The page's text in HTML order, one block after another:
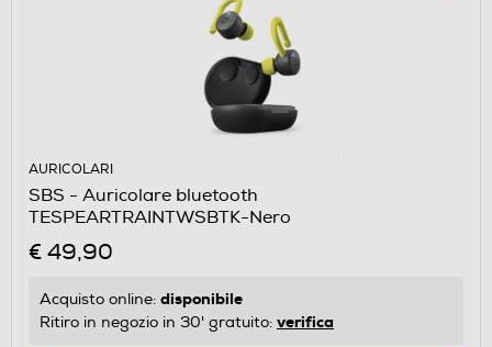
AURICOLARI
SBS - Auricolare bluetooth
TESPEARTRAINTWSBTK-Nero
€ 49,90
Acquisto online: disponibile
Ritiro in negozio in 30' gratuito: verifica